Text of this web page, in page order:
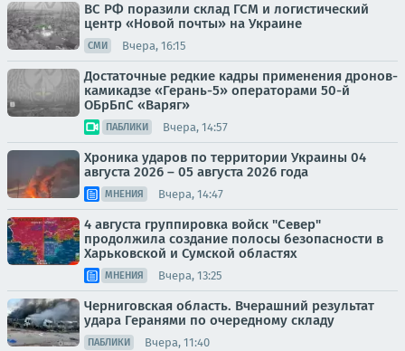
ВС РФ поразили склад ГСМ и логистический
центр «Новой почты» на Украине
СМИ Вчера, 16:15
Достаточные редкие кадры применения дронов-
камикадзе «Герань-5» операторами 50-й
ОБрБпС «Варяг»
ПАБЛИКИ Вчера, 14:57
Хроника ударов по территории Украины 04
августа 2026 – 05 августа 2026 года
МНЕНИЯ Вчера, 14:47
4 августа группировка войск "Север"
продолжила создание полосы безопасности в
Харьковской и Сумской областях
МНЕНИЯ Вчера, 13:25
Черниговская область. Вчерашний результат
удара Геранями по очередному складу
ПАБЛИКИ Вчера, 11:40